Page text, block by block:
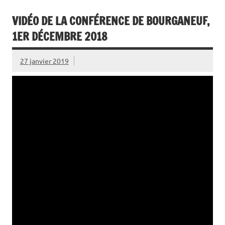
VIDÉO DE LA CONFÉRENCE DE BOURGANEUF,
1ER DÉCEMBRE 2018
27 janvier 2019